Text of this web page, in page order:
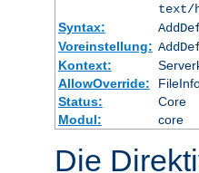
text/
Syntax:
Voreinstellung:
Kontext:
AllowOverride:
Status:
Core
Modul:
core
Die